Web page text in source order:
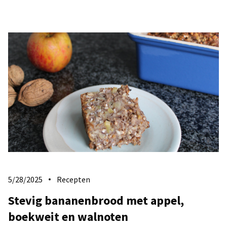
5/28/2025 Recepten
Stevig bananenbrood met appel,
boekweit en walnoten